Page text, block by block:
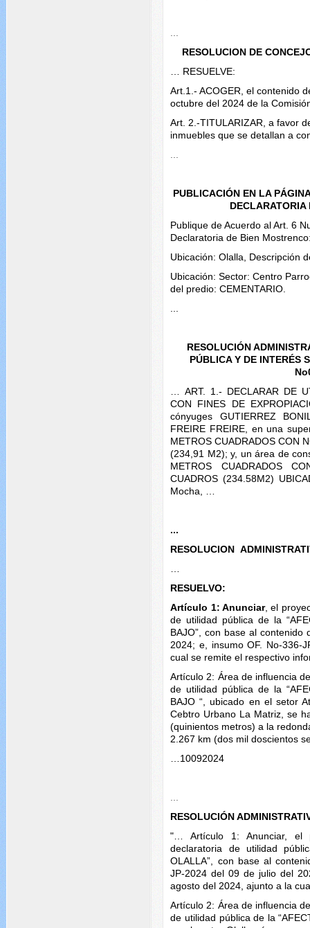
RESOLUCION DE
… RESUELVE:
Art.1.- ACOGER, el contenido
octubre del 2024 de la
Art. 2.-TITULARIZAR, a favor
inmuebles que se detallan a
PUBLICACIÓN EN LA
DECLARATORIA
Publique de Acuerdo al Art. 6
Declaratoria de Bien
Ubicación: Olalla, Descripción
Ubicación: Sector: Centro
del predio: CEMENTARIO.
RESOLUCIÓN
PÚBLICA Y DE INTERÉS
… ART. 1.- DECLARAR DE
CON FINES DE
cónyuges GUTIERREZ
FREIRE FREIRE, en una
METROS CUADRADOS CON
(234,91 M2); y, un área de
METROS CUADRADOS
CUADROS (234.58M2)
Mocha, …
...
RESOLUCION
RESUELVO:
Artículo 1: Anunciar, el
de utilidad pública de la
BAJO”, con base al
2024; e, insumo OF. No-336-
cual se remite el respectivo
Artículo 2: Área de influencia
de utilidad pública de la
BAJO “, ubicado en el setor
Cebtro Urbano La Matriz, se
(quinientos metros) a la
2.267 km (dos mil doscientos
10092024
RESOLUCIÓN
"… Artículo 1: Anunciar, el
declaratoria de utilidad
OLALLA”, con base al
JP-2024 del 09 de julio del
agosto del 2024, ajunto a la
Artículo 2: Área de influencia
de utilidad pública de la